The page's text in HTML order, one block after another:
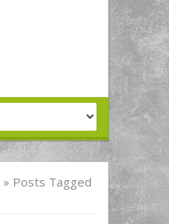
» Posts Tagged